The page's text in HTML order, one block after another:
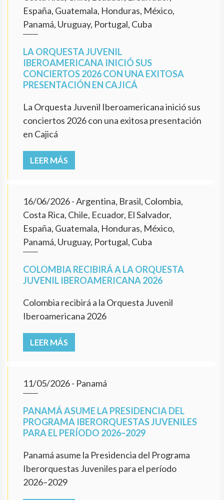
España, Guatemala, Honduras, México,
Panamá, Uruguay, Portugal, Cuba
LA ORQUESTA JUVENIL
IBEROAMERICANA INICIÓ SUS
CONCIERTOS 2026 CON UNA EXITOSA
PRESENTACIÓN EN CAJICÁ
La Orquesta Juvenil Iberoamericana inició sus
conciertos 2026 con una exitosa presentación
en Cajicá
LEER MÁS
16/06/2026- Argentina, Brasil, Colombia,
Costa Rica, Chile, Ecuador, El Salvador,
España, Guatemala, Honduras, México,
Panamá, Uruguay, Portugal, Cuba
COLOMBIA RECIBIRÁ A LA ORQUESTA
JUVENIL IBEROAMERICANA 2026
Colombia recibirá a la Orquesta Juvenil
Iberoamericana 2026
LEER MÁS
11/05/2026- Panamá
PANAMÁ ASUME LA PRESIDENCIA DEL
PROGRAMA IBERORQUESTAS JUVENILES
PARA EL PERÍODO 2026–2029
Panamá asume la Presidencia del Programa
Iberorquestas Juveniles para el período
2026–2029